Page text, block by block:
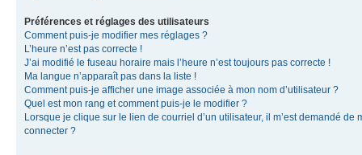
Préférences et réglages des utilisateurs
Comment puis-je modifier mes réglages ?
L’heure n’est pas correcte !
J’ai modifié le fuseau horaire mais l’heure n’est toujours pas correcte !
Ma langue n’apparaît pas dans la liste !
Comment puis-je afficher une image associée à mon nom d’utilisateur ?
Quel est mon rang et comment puis-je le modifier ?
Lorsque je clique sur le lien de courriel d’un utilisateur, il m’est demandé de
connecter ?